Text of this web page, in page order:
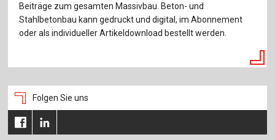
Beiträge zum gesamten Massivbau. Beton- und
Stahlbetonbau kann gedruckt und digital, im Abonnement
oder als individueller Artikeldownload bestellt werden.
Folgen Sie uns